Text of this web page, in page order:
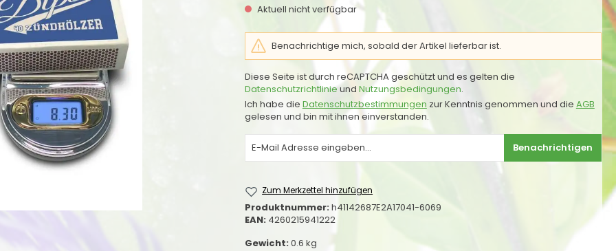
Aktuell nicht verfügbar
Benachrichtige mich, sobald der Artikel lieferbar ist.
Diese Seite ist durch reCAPTCHA geschützt und es gelten die
Datenschutzrichtlinieund Nutzungsbedingungen.
Ich habe die Datenschutzbestimmungen zur Kenntnis genommen und die AGB
gelesen und bin mit ihnen einverstanden.
Benachrichtigen
Zum Merkzettel hinzufügen
Produktnummer: h41142687E2A17041-6069
EAN: 4260215941222
Gewicht: 0.6 kg